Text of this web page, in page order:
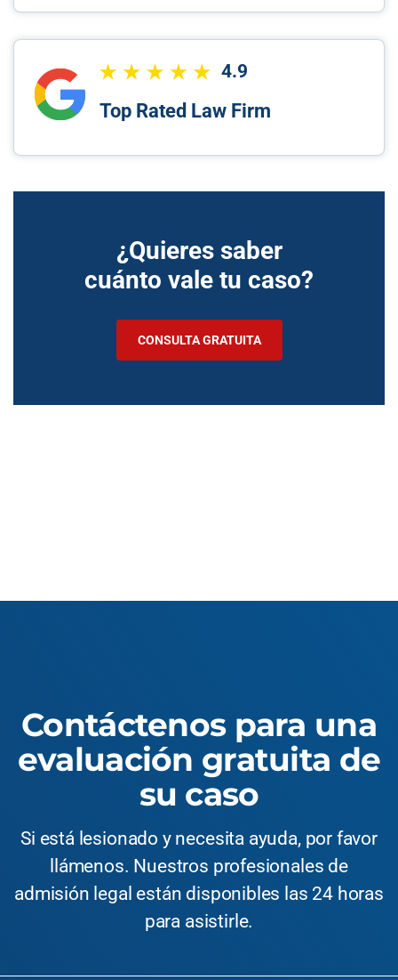
4.9
Top Rated Law Firm
¿Quieres saber
cuánto vale tu caso?
CONSULTA GRATUITA
Contáctenos para una
evaluación gratuita de
su caso
Si está lesionado y necesita ayuda, por favor
llámenos. Nuestros profesionales de
admisión legal están disponibles las 24 horas
para asistirle.